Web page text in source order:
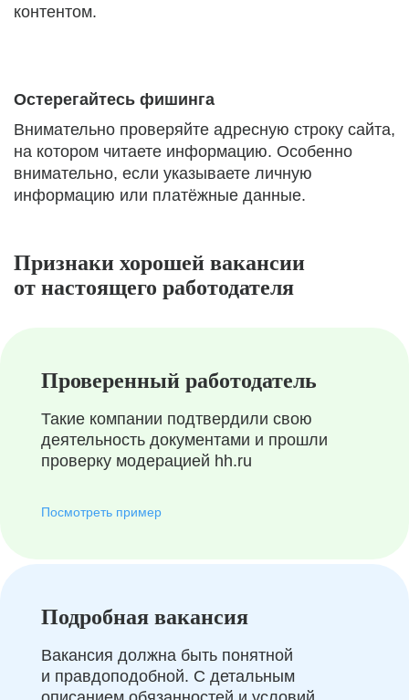
контентом.
Остерегайтесь фишинга
Внимательно проверяйте адресную строку сайта,
на котором читаете информацию. Особенно
внимательно, если указываете личную
информацию или платёжные данные.
Признаки хорошей вакансии
от настоящего работодателя
Проверенный работодатель
Такие компании подтвердили свою
деятельность документами и прошли
проверку модерацией hh.ru
Посмотреть пример
Подробная вакансия
Вакансия должна быть понятной
и правдоподобной. С детальным